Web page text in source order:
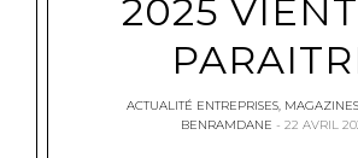
2025
ACTUALITÉ ENTREPRISES, MAGAZINES
BENRAMDANE
22 AVRIL